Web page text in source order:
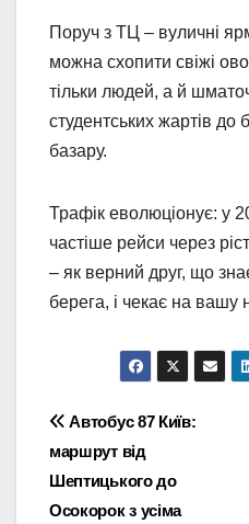
Поруч з ТЦ – вуличні
можна схопити свіжі
тільки людей, а й
студентських жартів до
базару.
Трафік еволюціонує: у
частіше рейси через
– як верний друг, що
берега, і чекає на вашу
Навігація
записів
Автобус 87 Київ:
маршрут від
Шептицького до
Осокорок з усіма